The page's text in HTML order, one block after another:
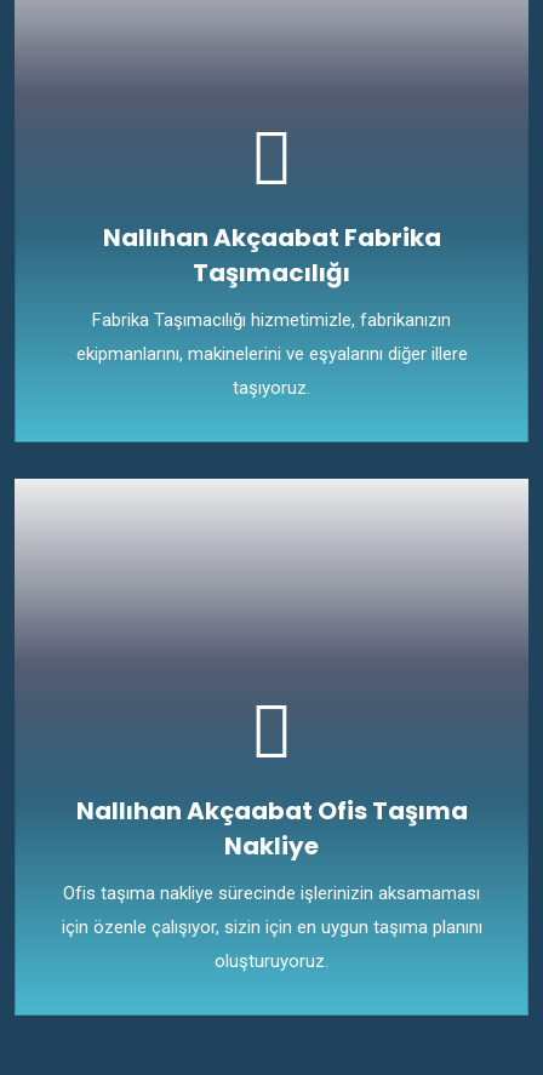
Nallıhan Akçaabat Fabrika
Taşımacılığı
Fabrika Taşımacılığı hizmetimizle, fabrikanızın
ekipmanlarını, makinelerini ve eşyalarını diğer illere
taşıyoruz.
Nallıhan Akçaabat Ofis Taşıma
Nakliye
Ofis taşıma nakliye sürecinde işlerinizin aksamaması
için özenle çalışıyor, sizin için en uygun taşıma planını
oluşturuyoruz.